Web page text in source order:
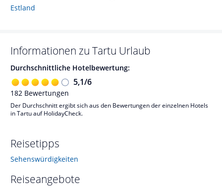
Estland
Informationen zu Tartu Urlaub
Durchschnittliche Hotelbewertung:
5,1/6
182 Bewertungen
Der Durchschnitt ergibt sich aus den Bewertungen der einzelnen Hotels
in Tartu auf HolidayCheck.
Reisetipps
Sehenswürdigkeiten
Reiseangebote